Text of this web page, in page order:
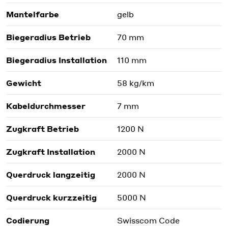
Mantelfarbe gelb
Biegeradius Betrieb 70 mm
Biegeradius Installation 110 mm
Gewicht 58 kg/km
Kabeldurchmesser 7 mm
Zugkraft Betrieb 1200 N
Zugkraft Installation 2000 N
Querdruck langzeitig 2000 N
Querdruck kurzzeitig 5000 N
Codierung Swisscom Code